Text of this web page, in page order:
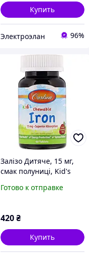
Купить
Электроэлан 96%
Залізо Дитяче, 15 мг,
смак полуниці, Kid's
60 жувальних таблеток
Готово к отправке
420₴
Купить